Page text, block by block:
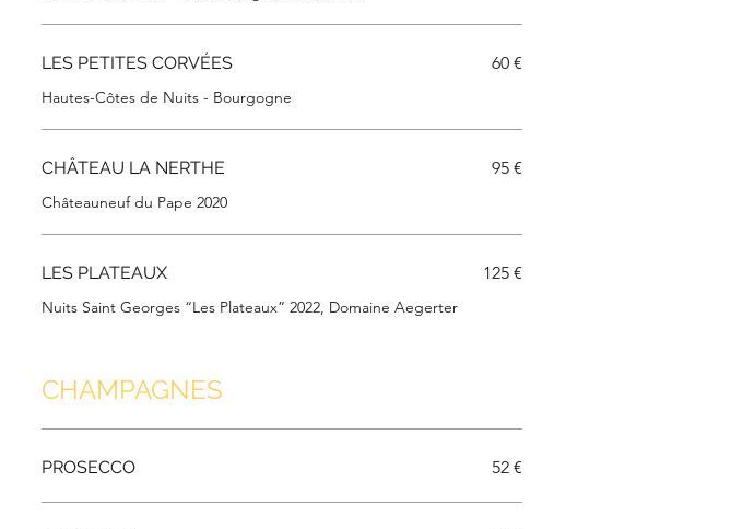
LES PETITES CORVÉES
Hautes-Côtes de Nuits - Bourgogne
60 €
CHÂTEAU LA NERTHE
Châteauneuf du Pape 2020
95 €
LES PLATEAUX 125 €
CHAMPAGNES
PROSECCO 52 €